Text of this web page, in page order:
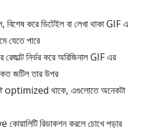
বিশেষ করে ডিটেইল বা লেখা থাকা GIF এ
যেতে পারে
নির্ভর করে অরিজিনাল GIF এর
জটিল তার উপর
optimized থাকে, এগুলোতে অনেকটা
রিডাকশন করলে চোখে পড়ার